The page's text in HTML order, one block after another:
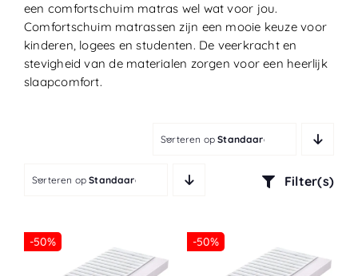
een comfortschuim matras wel wat voor jou.
Comfortschuim matrassen zijn een mooie keuze voor
kinderen, logees en studenten. De veerkracht en
stevigheid van de materialen zorgen voor een heerlijk
slaapcomfort.
Sorteren opStandaardvolgorde
Sorteren opStandaardvolgorde Filter(s)
-50% -50%